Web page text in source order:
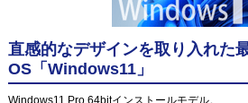
直感的なデザインを取り入れた
OS「Windows11」
Windows11 Pro 64bitインストールモデル。